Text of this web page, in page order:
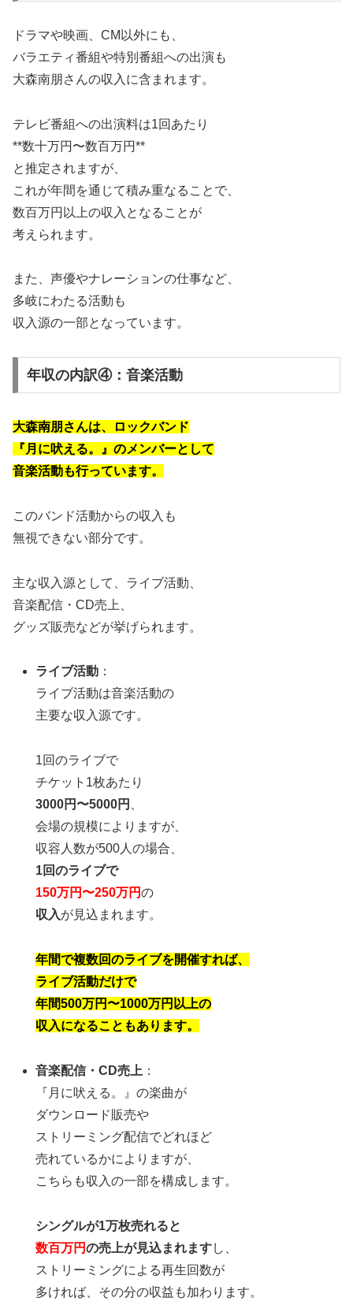
ドラマや映画、CM以外にも、
バラエティ番組や特別番組への出演も
大森南朋さんの収入に含まれます。
テレビ番組への出演料は1回あたり
**数十万円〜数百万円**
と推定されますが、
これが年間を通じて積み重なることで、
数百万円以上の収入となることが
考えられます。
また、声優やナレーションの仕事など、
多岐にわたる活動も
収入源の一部となっています。
年収の内訳④：音楽活動
大森南朋さんは、ロックバンド
『月に吠える。』のメンバーとして
音楽活動も行っています。
このバンド活動からの収入も
無視できない部分です。
主な収入源として、ライブ活動、
音楽配信・CD売上、
グッズ販売などが挙げられます。
ライブ活動 ：
ライブ活動は音楽活動の
主要な収入源です。
1回のライブで
チケット1枚あたり
3000円〜5000円
会場の規模によりますが、
収容人数が500人の場合、
1回のライブで
150万円〜250万円の
収入が見込まれます。
年間で複数回のライブを開催すれば、
ライブ活動だけで
年間500万円〜1000万円以上の
収入になることもあります。
音楽配信・CD売上 ：
『月に吠える。』の楽曲が
ダウンロード販売や
ストリーミング配信でどれほど
売れているかによりますが、
こちらも収入の一部を構成します。
シングルが1万枚売れると
数百万円の売上が見込まれますし、
ストリーミングによる再生回数が
多ければ、その分の収益も加わります。